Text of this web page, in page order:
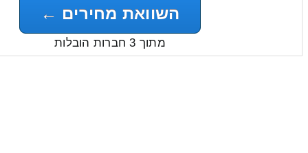
השוואת מחירים ←
מתוך 3 חברות הובלות